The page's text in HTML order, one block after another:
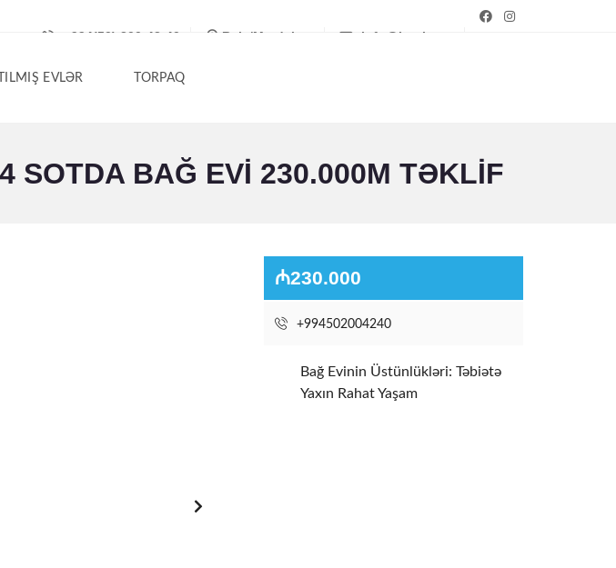
+994(50) 200-42-40
Bakı/Mərdəkan info@bagim.az
EVLƏR TORPAQ
SOTDA BAĞ EVI 230.000M TƏKLIF
₼230.000
+994502004240
Bağ Evinin Üstünlükləri: Təbiətə
Yaxın Rahat Yaşam